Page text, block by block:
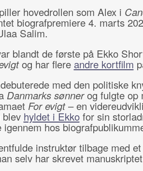
hovedrollen som Alex i
biografpremiere 4. marts
Salim.
blandt de første på Ekko
og har flere andre kortfilm
med den politiske
Danmarks sønnerog fulgte op
For evigt– en
blev hyldet i Ekkofor sin
igennem hos
instruktør tilbage med
selv har skrevet